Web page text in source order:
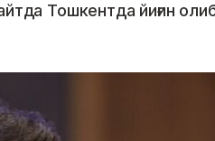
Тошкентда йиғин